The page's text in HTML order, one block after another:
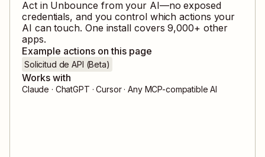
Act in Unbounce from your AI—no exposed
credentials, and you control which actions your
AI can touch. One install covers9,000+ other
apps.
Example actions on this page
Solicitud de API (Beta)
Works with
Claude · ChatGPT · Cursor · Any MCP-compatible AI